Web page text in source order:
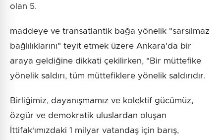
olan 5.
maddeye ve transatlantik bağa yönelik "sarsılmaz
bağlılıklarını" teyit etmek üzere Ankara'da bir
araya geldiğine dikkati çekilirken, "Bir müttefike
yönelik saldırı, tüm müttefiklere yönelik saldırıdır.
Birliğimiz, dayanışmamız ve kolektif gücümüz,
özgür ve demokratik uluslardan oluşan
İttifak'ımızdaki 1 milyar vatandaş için barış,